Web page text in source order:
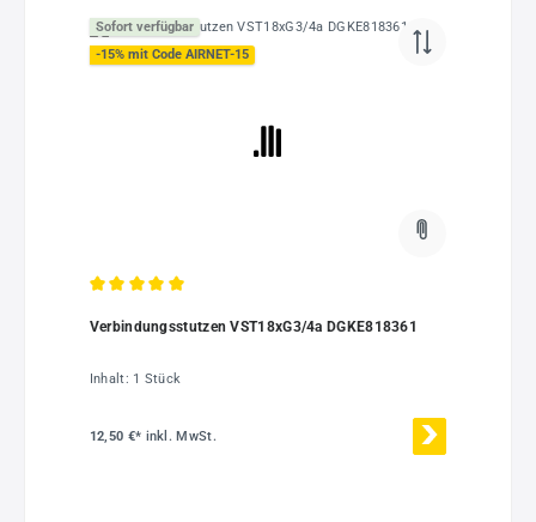
Sofort verfügbar
-15% mit Code AIRNET-15
Verbindungsstutzen VST18xG3/4a DGKE818361
Inhalt: 1 Stück
12,50 €* inkl. MwSt.